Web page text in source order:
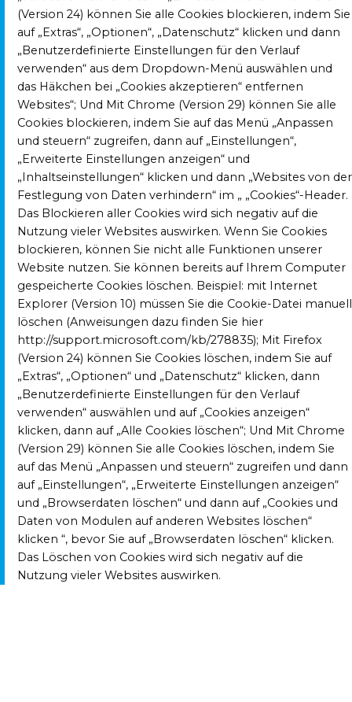
(Version 24) können Sie alle Cookies blockieren, indem Sie
auf „Extras“, „Optionen“, „Datenschutz“ klicken und dann
„Benutzerdefinierte Einstellungen für den Verlauf
verwenden“ aus dem Dropdown-Menü auswählen und
das Häkchen bei „Cookies akzeptieren“ entfernen
Websites“; Und Mit Chrome (Version 29) können Sie alle
Cookies blockieren, indem Sie auf das Menü „Anpassen
und steuern“ zugreifen, dann auf „Einstellungen“,
„Erweiterte Einstellungen anzeigen“ und
„Inhaltseinstellungen“ klicken und dann „Websites von der
Festlegung von Daten verhindern“ im „ „Cookies“-Header.
Das Blockieren aller Cookies wird sich negativ auf die
Nutzung vieler Websites auswirken. Wenn Sie Cookies
blockieren, können Sie nicht alle Funktionen unserer
Website nutzen. Sie können bereits auf Ihrem Computer
gespeicherte Cookies löschen. Beispiel: mit Internet
Explorer (Version 10) müssen Sie die Cookie-Datei manuell
löschen (Anweisungen dazu finden Sie hier
http://support.microsoft.com/kb/278835); Mit Firefox
(Version 24) können Sie Cookies löschen, indem Sie auf
„Extras“, „Optionen“ und „Datenschutz“ klicken, dann
„Benutzerdefinierte Einstellungen für den Verlauf
verwenden“ auswählen und auf „Cookies anzeigen“
klicken, dann auf „Alle Cookies löschen“; Und Mit Chrome
(Version 29) können Sie alle Cookies löschen, indem Sie
auf das Menü „Anpassen und steuern“ zugreifen und dann
auf „Einstellungen“, „Erweiterte Einstellungen anzeigen“
und „Browserdaten löschen“ und dann auf „Cookies und
Daten von Modulen auf anderen Websites löschen“
klicken “, bevor Sie auf „Browserdaten löschen“ klicken.
Das Löschen von Cookies wird sich negativ auf die
Nutzung vieler Websites auswirken.